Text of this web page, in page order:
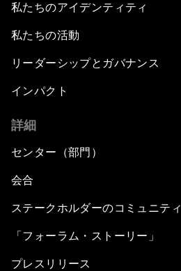
私たちのアイデンティティ
私たちの活動
リーダーシップとガバナンス
インパクト
詳細
センター（部門）
会合
ステークホルダーのコミュニティ
「フォーラム・ストーリー」
プレスリリース